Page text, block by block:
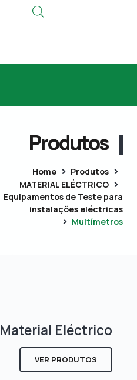
Produtos
Home
Produtos
MATERIAL ELÉCTRICO
Equipamentos de Teste para
instalações eléctricas
Multímetros
Material Eléctrico
VER PRODUTOS